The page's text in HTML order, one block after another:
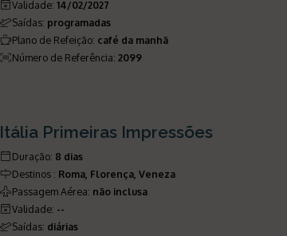
Validade:14/02/2027
Saídas: programadas
Plano de Refeição: café da manhã
Número de Referência:2099
Itália Primeiras Impressões
Duração: 8 dias
Destinos : Roma, Florença, Veneza
Passagem Aérea: não inclusa
Validade: --
Saídas: diárias